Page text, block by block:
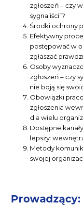
zgłoszeń – czy
sygnaliści”?
Środki ochrony
Efektywny
postępować w
zgłaszać
Osoby
zgłoszeń – czy
nie boją się
Obowiązki
zgłoszenia
dla wielu
Dostępne
lepszy:
Metody
swojej
Prowadzący: